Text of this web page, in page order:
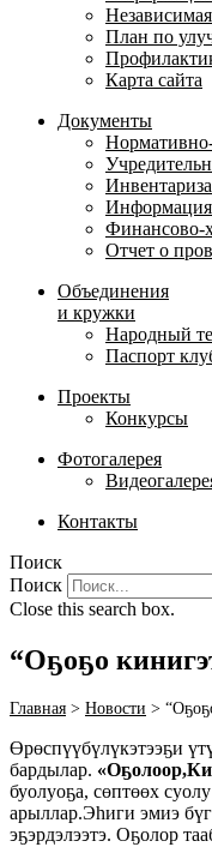
План по
Карта сайта
Документы
Информация
Финансово-
Отчет о
Объединения
и кружки
Народный
Паспорт
Проекты
Конкурсы
Фотогалерея
Контакты
Поиск
Поиск
Close this search box.
“Оҕоҕо
Главная > Новости >
Өрөспүүбүлүкэтээҕи
бардылар.
буолуоҕа, сөптөөх
арыллар.Эһиги эмиэ
эҕэрдэлээтэ. Оҕолор